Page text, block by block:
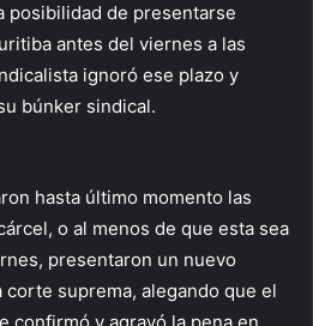
posibilidad de presentarse
antes del viernes a las
ignoró ese plazo y
búnker sindical.
hasta último momento las
o al menos de que esta sea
presentaron un nuevo
suprema, alegando que el